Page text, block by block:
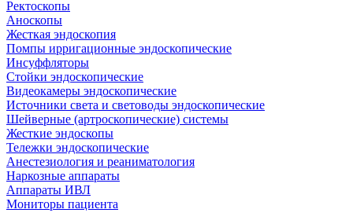
Ректоскопы
Аноскопы
Жесткая эндоскопия
Помпы ирригационные эндоскопические
Инсуффляторы
Стойки эндоскопические
Видеокамеры эндоскопические
Источники света и световоды эндоскопические
Шейверные (артроскопические) системы
Жесткие эндоскопы
Тележки эндоскопические
Анестезиология и реаниматология
Наркозные аппараты
Аппараты ИВЛ
Мониторы пациента